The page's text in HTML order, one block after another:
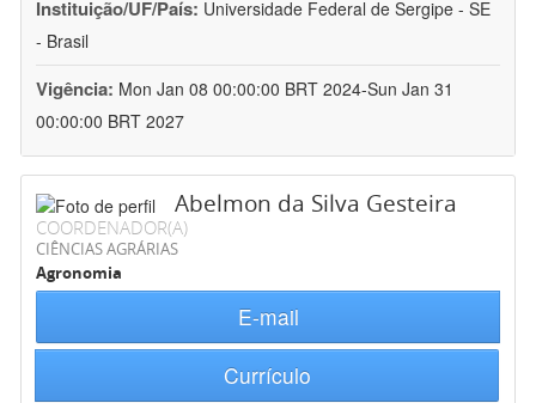
Instituição/UF/País: Universidade Federal de Sergipe - SE
- Brasil
Vigência: Mon Jan 08 00:00:00 BRT 2024-Sun Jan 31
00:00:00 BRT 2027
Abelmon da Silva Gesteira
COORDENADOR(A)
CIÊNCIAS AGRÁRIAS
Agronomia
E-mail
Currículo